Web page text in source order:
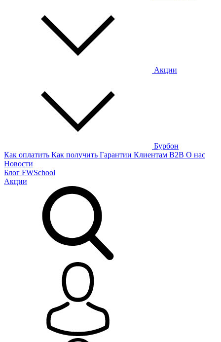
Акции
Бурбон
Как оплатить Как получить Гарантии Клиентам B2B О нас
Новости
Блог FWSchool
Акции